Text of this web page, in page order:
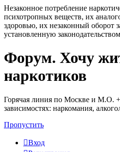
Незаконное потребление
психотропных веществ, их
здоровью, их незаконный оборот
установленную
Регистрация
Форум. Хочу
наркотиков
Горячая линия по Москве и М.О.
зависимостях: наркомания,
Пропустить
Вход